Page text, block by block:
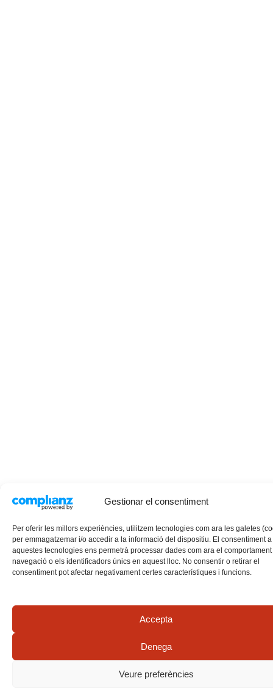
Gestionar el consentiment
Per oferir les millors experiències, utilitzem tecnologies com ara les galetes
per emmagatzemar i/o accedir a la informació del dispositiu. El consentiment a
aquestes tecnologies ens permetrà processar dades com ara el
navegació o els identificadors únics en aquest lloc. No consentir o retirar el
consentiment pot afectar negativament certes característiques i funcions.
Accepta
Denega
Veure preferències